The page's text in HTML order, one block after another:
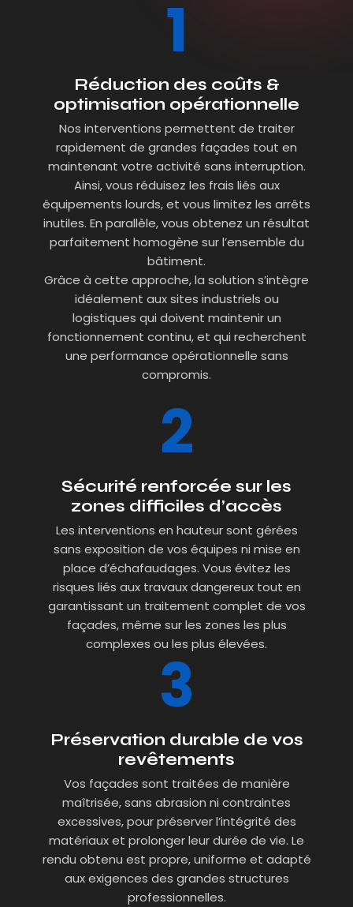
Réduction des coûts &
optimisation opérationnelle
Nos interventions permettent de traiter
rapidement de grandes façades tout en
maintenant votre activité sans interruption.
Ainsi, vous réduisez les frais liés aux
équipements lourds, et vous limitez les arrêts
inutiles. En parallèle, vous obtenez un résultat
parfaitement homogène sur l’ensemble du
bâtiment.
Grâce à cette approche, la solution s’intègre
idéalement aux sites industriels ou
logistiques qui doivent maintenir un
fonctionnement continu, et qui recherchent
une performance opérationnelle sans
compromis.
Sécurité renforcée sur les
zones difficiles d’accès
Les interventions en hauteur sont gérées
sans exposition de vos équipes ni mise en
place d’échafaudages. Vous évitez les
risques liés aux travaux dangereux tout en
garantissant un traitement complet de vos
façades, même sur les zones les plus
complexes ou les plus élevées.
Préservation durable de vos
revêtements
Vos façades sont traitées de manière
maîtrisée, sans abrasion ni contraintes
excessives, pour préserver l’intégrité des
matériaux et prolonger leur durée de vie. Le
rendu obtenu est propre, uniforme et adapté
aux exigences des grandes structures
professionnelles.